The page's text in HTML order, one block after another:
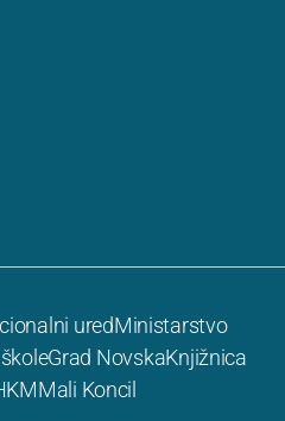
uredMinistarstvo
Grad NovskaKnjižnica
Mali Koncil